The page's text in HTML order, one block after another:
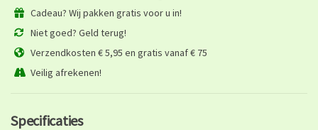
Cadeau? Wij pakken gratis voor u in!
Niet goed? Geld terug!
Verzendkosten € 5,95 en gratis vanaf € 75
Veilig afrekenen!
Specificaties